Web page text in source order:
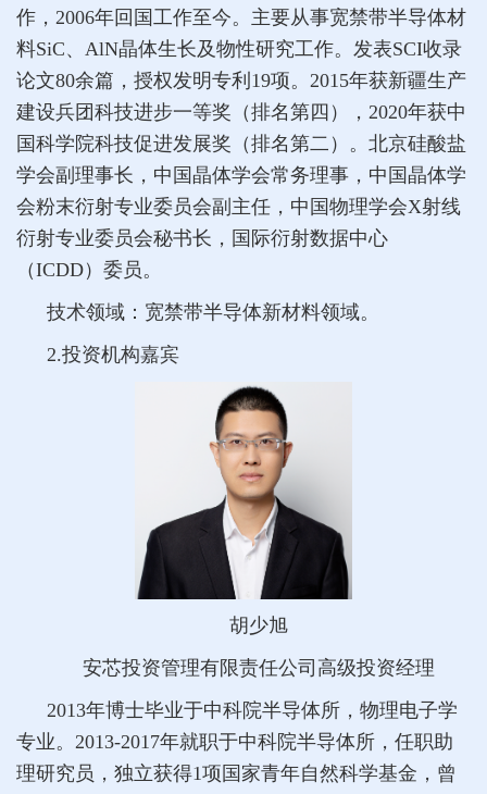
作，2006年回国工作至今。主要从事宽禁带半导体材
料SiC、AlN晶体生长及物性研究工作。发表SCI收录
论文80余篇，授权发明专利19项。2015年获新疆生产
建设兵团科技进步一等奖（排名第四），2020年获中
国科学院科技促进发展奖（排名第二）。北京硅酸盐
学会副理事长，中国晶体学会常务理事，中国晶体学
会粉末衍射专业委员会副主任，中国物理学会X射线
衍射专业委员会秘书长，国际衍射数据中心
（ICDD）委员。
技术领域：宽禁带半导体新材料领域。
2.投资机构嘉宾
胡少旭
安芯投资管理有限责任公司高级投资经理
2013年博士毕业于中科院半导体所，物理电子学
专业。2013-2017年就职于中科院半导体所，任职助
理研究员，独立获得1项国家青年自然科学基金，曾